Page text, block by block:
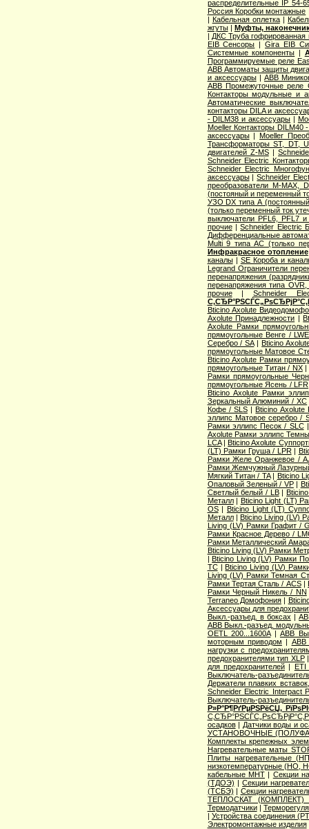
распределительные IP 54-
Россия Коробки монтажные
| Кабельная оплетка|
жгуты| Муфты,
| ДКС Труба гофрированная
EIB Сенсоры |Gira EIB
Системные компоненты |
Программируемые реле
ABB Автоматы защиты
и аксессуары|ABB
ABB Промежуточные реле
Контакторы модульные и
Автоматические
контакторы DILA и
- DILM38 и аксессуары |
Moeller Контакторы DILM40
аксессуары|Moeller
Трансформаторы ST, DT,
двигателей Z-MS|
Schneider Electric
Schneider Electric
аксессуары|Schneider
преобразователи M-MAX,
(постояный и переменный
УЗО DX типа А
(только переменный ток
выключатели PFL6, PFL7 и
прочие|Schneider Electric
Дифференциальные
Multi 9 типа АС (только
Инфракрасное отопление
каналы| SE Короба и
Legrand Ограничители
перенапряжения
перенапряжения типа
прочие|Schneider
Bticino Axolute
Axolute Принадлежности |
Axolute Рамки
прямоугольные Венге / LWE
Серебро / SA|Bticino
прямоугольные Матовое
Bticino Axolute Рамки
прямоугольные Титан / NX|
Рамки прямоугольные
прямоугольные Ясень / LFR
Bticino Axolute Рамки
Зеркальный Алюминий / XC
Кофе / SLS|Bticino Axolute
эллипс Матовое серебро /
Рамки эллипс Песок / SLC
Axolute Рамки эллипс
LCA|Bticino Axolute
(LT) Рамки Груша / LPR|
Рамки Желе Оранжевое /
Рамки Жемчужный
Мягкий Титан / TA| Bticino
Опаловый Зеленый / VP|
Светлый белый / LB|
Металл| Bticino Light (LT)
OS| Bticino Light (LT)
Металл|Bticino Living (LV)
Living (LV) Рамки Графит /
Рамки Красное Дерево /
Рамки Металлический
Bticino Living (LV) Рамки
|Bticino Living (LV) Рамки
TC|Bticino Living (LV)
Living (LV) Рамки Темная
Рамки Тертая Сталь / ACS|
Рамки Черный Никель / NN
Terraneo Домофония|
Аксессуары для
Выкл.-разъед. в боксах |
ABB Выкл.-разъед.
OETL 200...1600A| ABB
моторным приводом | ABB
нагрузки с
предохранителями тип XLP
для предохранителей| ETI
Выключатель-
Держатели плавких
Schneider Electric Interpact
Выключатель-
Р»Р°Р¶РґРµРЅРёСЏ,
осадков| Датчики воды и
УСТАНОВОЧНЫЕ
Комплекты крепежных
Нагревательные маты
Плиты нагревательные
низкотемпературные
кабельные МНТ| Секции
(ТДОЭ) |Секции
(ТСБЭ) | Секции
ТЕПЛОСКАТ (КОМПЛЕКТ)
Термодатчики|
| Устройства соединения
Электромонтажные изделия